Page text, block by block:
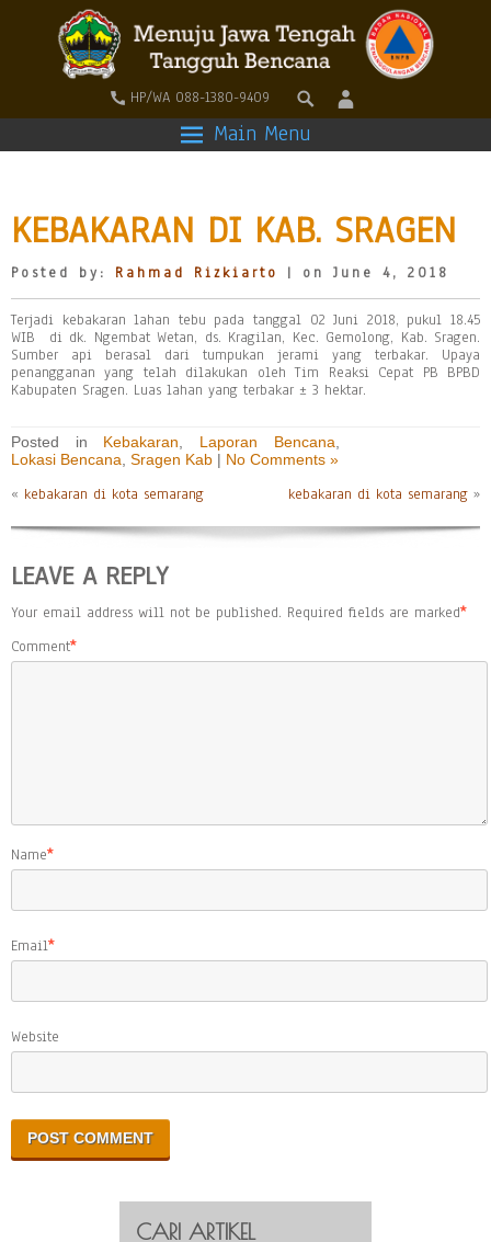
HP/WA 088-1380-9409
Main Menu
KEBAKARAN DI KAB. SRAGEN
Posted by: Rahmad Rizkiarto | on June 4, 2018
Terjadi kebakaran lahan tebu pada tanggal 02 Juni 2018, pukul 18.45
WIB di dk. Ngembat Wetan, ds. Kragilan, Kec. Gemolong, Kab. Sragen.
Sumber api berasal dari tumpukan jerami yang terbakar. Upaya
penangganan yang telah dilakukan oleh Tim Reaksi Cepat PB BPBD
Kabupaten Sragen. Luas lahan yang terbakar ± 3 hektar.
Posted in Kebakaran Laporan Bencana
Lokasi Bencana Sragen Kab | No Comments »
« kebakaran di kota semarang kebakaran di kota semarang »
LEAVE A REPLY
Your email address will not be published. Required fields are marked*
Comment*
Name*
Email*
Website
CARI ARTIKEL